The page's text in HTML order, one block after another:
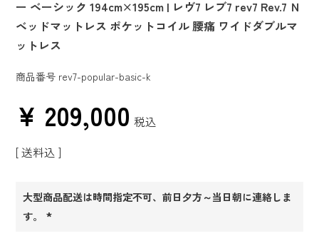
ー ベーシック 194cm×195cm | レヴ7 レブ7 rev7 Rev.7 Ｎ
ベッドマットレス ポケットコイル 腰痛 ワイドダブルマ
ットレス
商品番号 rev7-popular-basic-k
¥ 209,000 税込
送料込
大型商品配送は時間指定不可、前日夕方～当日朝に連絡しま
す。